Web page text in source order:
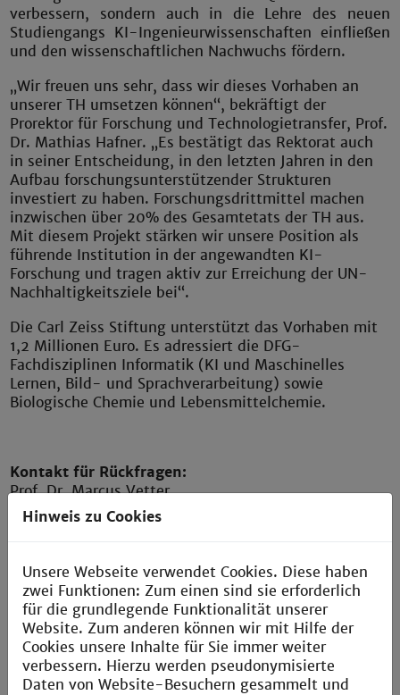
verbessern, sondern auch in die Lehre des neuen
Studiengangs KI-Ingenieurwissenschaften einfließen
und den wissenschaftlichen Nachwuchs fördern.
„Wir freuen uns sehr, dass wir dieses Vorhaben an
unserer TH umsetzen können“, bekräftigt der
Prorektor für Forschung und Technologietransfer, Prof.
Dr. Mathias Hafner. „Es bestätigt das Rektorat auch
in seiner Entscheidung, in den letzten Jahren in den
Aufbau forschungsunterstützender Strukturen
investiert zu haben. Forschungsdrittmittel machen
inzwischen über 20% des Gesamtetats der TH aus.
Mit diesem Projekt stärken wir unsere Position als
führende Institution in der angewandten KI-
Forschung und tragen aktiv zur Erreichung der UN-
Nachhaltigkeitsziele bei“.
Die Carl Zeiss Stiftung unterstützt das Vorhaben mit
1,2 Millionen Euro. Es adressiert die DFG-
Fachdisziplinen Informatik (KI und Maschinelles
Lernen, Bild- und Sprachverarbeitung) sowie
Biologische Chemie und Lebensmittelchemie.
Kontakt für Rückfragen:
Prof. Dr. Marcus Vetter
Telefon: +49 (0)621 292-6347
Über die Carl-Zeiss-Stiftung
Die Carl-Zeiss-Stiftung hat sich zum Ziel gesetzt,
Freiräume für wissenschaftliche Durchbrüche zu
schaffen. Als Partner exzellenter Wissenschaft
unterstützt sie sowohl Grundlagenforschung als auch
Hinweis zu Cookies
Unsere Webseite verwendet Cookies. Diese haben
zwei Funktionen: Zum einen sind sie erforderlich
für die grundlegende Funktionalität unserer
Website. Zum anderen können wir mit Hilfe der
Cookies unsere Inhalte für Sie immer weiter
verbessern. Hierzu werden pseudonymisierte
Daten von Website-Besuchern gesammelt und